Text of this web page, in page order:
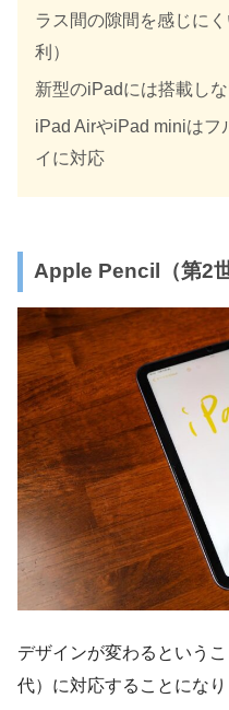
ラス間の隙間を感じに
利）
新型のiPadには搭載しな
iPad AirやiPad miniはフ
イに対応
Apple Pencil（第2
デザインが変わるという
代）に対応することになり